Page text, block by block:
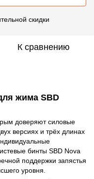
скидки
К сравнению
жима SBD
доверяют силовые
версиях и трёх длинах
бинты SBD Nova
поддержки запястья
уровня.